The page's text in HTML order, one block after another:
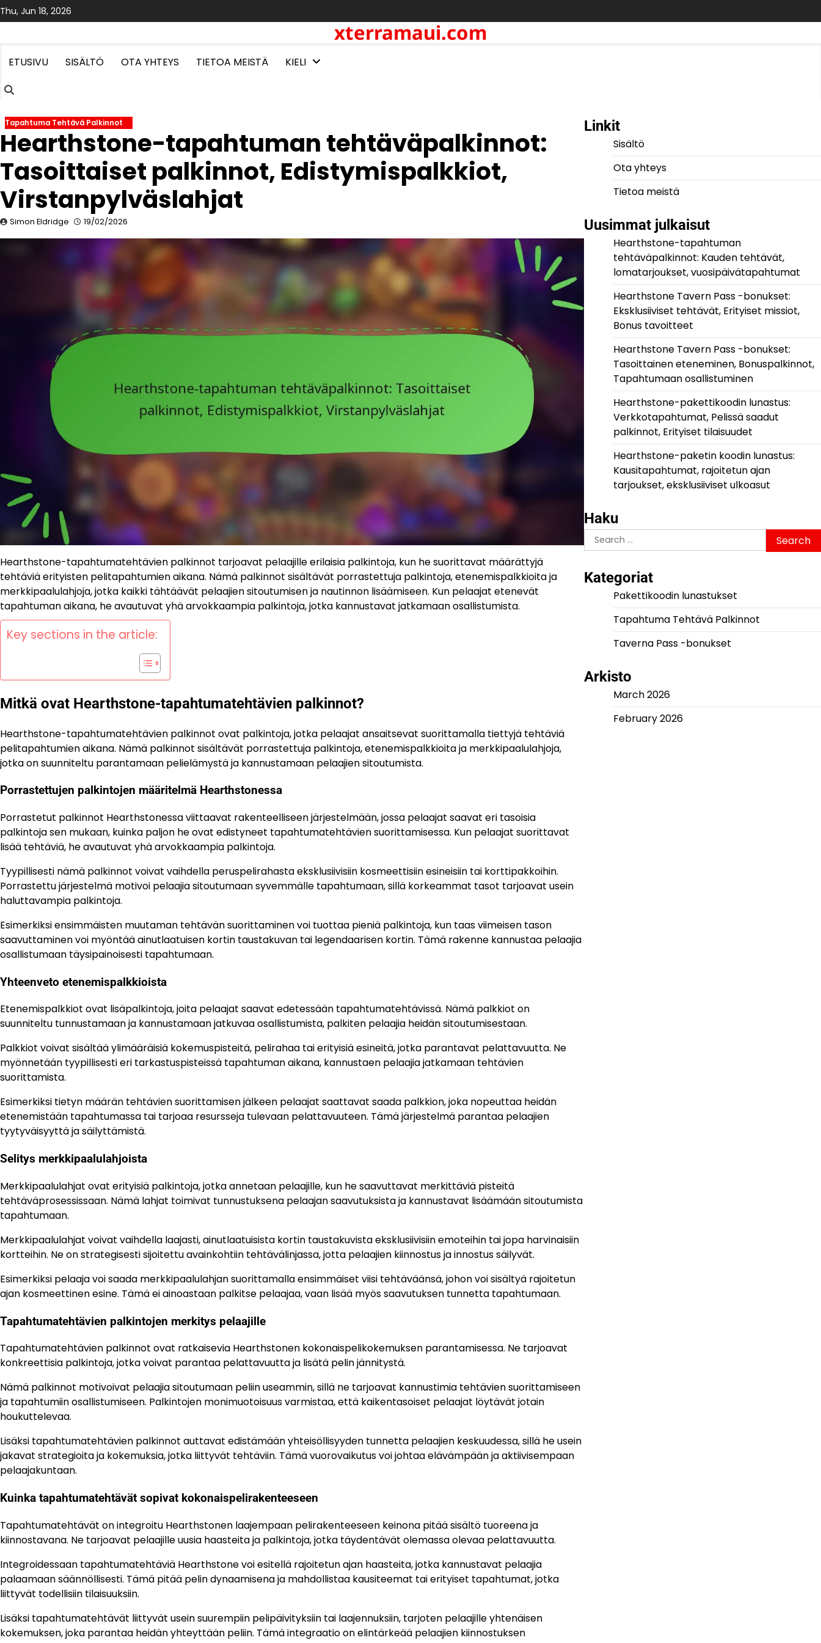
Skip
to
Thu, Jun 18, 2026
xterramaui.com
ETUSIVU SISÄLTÖ OTA YHTEYS TIETOA MEISTÄ KIELI
Tapahtuma Tehtävä Palkinnot
Hearthstone-tapahtuman tehtäväpalkinnot:
Tasoittaiset palkinnot, Edistymispalkkiot,
Virstanpylväslahjat
Simon Eldridge 19/02/2026
Hearthstone-tapahtumatehtävien palkinnot tarjoavat pelaajille erilaisia palkintoja, kun he suorittavat määrättyjä
tehtäviä erityisten pelitapahtumien aikana. Nämä palkinnot sisältävät porrastettuja palkintoja, etenemispalkkioita ja
merkkipaalulahjoja, jotka kaikki tähtäävät pelaajien sitoutumisen ja nautinnon lisäämiseen. Kun pelaajat etenevät
tapahtuman aikana, he avautuvat yhä arvokkaampia palkintoja, jotka kannustavat jatkamaan osallistumista.
Key sections in the article:
Mitkä ovat Hearthstone-tapahtumatehtävien palkinnot?
Hearthstone-tapahtumatehtävien palkinnot ovat palkintoja, jotka pelaajat ansaitsevat suorittamalla tiettyjä tehtäviä
pelitapahtumien aikana. Nämä palkinnot sisältävät porrastettuja palkintoja, etenemispalkkioita ja merkkipaalulahjoja,
jotka on suunniteltu parantamaan pelielämystä ja kannustamaan pelaajien sitoutumista.
Porrastettujen palkintojen määritelmä Hearthstonessa
Porrastetut palkinnot Hearthstonessa viittaavat rakenteelliseen järjestelmään, jossa pelaajat saavat eri tasoisia
palkintoja sen mukaan, kuinka paljon he ovat edistyneet tapahtumatehtävien suorittamisessa. Kun pelaajat suorittavat
lisää tehtäviä, he avautuvat yhä arvokkaampia palkintoja.
Tyypillisesti nämä palkinnot voivat vaihdella peruspelirahasta eksklusiivisiin kosmeettisiin esineisiin tai korttipakkoihin.
Porrastettu järjestelmä motivoi pelaajia sitoutumaan syvemmälle tapahtumaan, sillä korkeammat tasot tarjoavat usein
haluttavampia palkintoja.
Esimerkiksi ensimmäisten muutaman tehtävän suorittaminen voi tuottaa pieniä palkintoja, kun taas viimeisen tason
saavuttaminen voi myöntää ainutlaatuisen kortin taustakuvan tai legendaarisen kortin. Tämä rakenne kannustaa pelaajia
osallistumaan täysipainoisesti tapahtumaan.
Yhteenveto etenemispalkkioista
Etenemispalkkiot ovat lisäpalkintoja, joita pelaajat saavat edetessään tapahtumatehtävissä. Nämä palkkiot on
suunniteltu tunnustamaan ja kannustamaan jatkuvaa osallistumista, palkiten pelaajia heidän sitoutumisestaan.
Palkkiot voivat sisältää ylimääräisiä kokemuspisteitä, pelirahaa tai erityisiä esineitä, jotka parantavat pelattavuutta. Ne
myönnetään tyypillisesti eri tarkastuspisteissä tapahtuman aikana, kannustaen pelaajia jatkamaan tehtävien
suorittamista.
Esimerkiksi tietyn määrän tehtävien suorittamisen jälkeen pelaajat saattavat saada palkkion, joka nopeuttaa heidän
etenemistään tapahtumassa tai tarjoaa resursseja tulevaan pelattavuuteen. Tämä järjestelmä parantaa pelaajien
tyytyväisyyttä ja säilyttämistä.
Selitys merkkipaalulahjoista
Merkkipaalulahjat ovat erityisiä palkintoja, jotka annetaan pelaajille, kun he saavuttavat merkittäviä pisteitä
tehtäväprosessissaan. Nämä lahjat toimivat tunnustuksena pelaajan saavutuksista ja kannustavat lisäämään sitoutumista
tapahtumaan.
Merkkipaalulahjat voivat vaihdella laajasti, ainutlaatuisista kortin taustakuvista eksklusiivisiin emoteihin tai jopa harvinaisiin
kortteihin. Ne on strategisesti sijoitettu avainkohtiin tehtävälinjassa, jotta pelaajien kiinnostus ja innostus säilyvät.
Esimerkiksi pelaaja voi saada merkkipaalulahjan suorittamalla ensimmäiset viisi tehtäväänsä, johon voi sisältyä rajoitetun
ajan kosmeettinen esine. Tämä ei ainoastaan palkitse pelaajaa, vaan lisää myös saavutuksen tunnetta tapahtumaan.
Tapahtumatehtävien palkintojen merkitys pelaajille
Tapahtumatehtävien palkinnot ovat ratkaisevia Hearthstonen kokonaispelikokemuksen parantamisessa. Ne tarjoavat
konkreettisia palkintoja, jotka voivat parantaa pelattavuutta ja lisätä pelin jännitystä.
Nämä palkinnot motivoivat pelaajia sitoutumaan peliin useammin, sillä ne tarjoavat kannustimia tehtävien suorittamiseen
ja tapahtumiin osallistumiseen. Palkintojen monimuotoisuus varmistaa, että kaikentasoiset pelaajat löytävät jotain
houkuttelevaa.
Lisäksi tapahtumatehtävien palkinnot auttavat edistämään yhteisöllisyyden tunnetta pelaajien keskuudessa, sillä he usein
jakavat strategioita ja kokemuksia, jotka liittyvät tehtäviin. Tämä vuorovaikutus voi johtaa elävämpään ja aktiivisempaan
pelaajakuntaan.
Kuinka tapahtumatehtävät sopivat kokonaispelirakenteeseen
Tapahtumatehtävät on integroitu Hearthstonen laajempaan pelirakenteeseen keinona pitää sisältö tuoreena ja
kiinnostavana. Ne tarjoavat pelaajille uusia haasteita ja palkintoja, jotka täydentävät olemassa olevaa pelattavuutta.
Integroidessaan tapahtumatehtäviä Hearthstone voi esitellä rajoitetun ajan haasteita, jotka kannustavat pelaajia
palaamaan säännöllisesti. Tämä pitää pelin dynaamisena ja mahdollistaa kausiteemat tai erityiset tapahtumat, jotka
liittyvät todellisiin tilaisuuksiin.
Lisäksi tapahtumatehtävät liittyvät usein suurempiin pelipäivityksiin tai laajennuksiin, tarjoten pelaajille yhtenäisen
kokemuksen, joka parantaa heidän yhteyttään peliin. Tämä integraatio on elintärkeää pelaajien kiinnostuksen
Linkit
Sisältö
Ota yhteys
Tietoa meistä
Uusimmat julkaisut
Hearthstone-tapahtuman
tehtäväpalkinnot: Kauden tehtävät,
lomatarjoukset, vuosipäivätapahtumat
Hearthstone Tavern Pass -bonukset:
Eksklusiiviset tehtävät, Erityiset missiot,
Bonus tavoitteet
Hearthstone Tavern Pass -bonukset:
Tasoittainen eteneminen, Bonuspalkinnot,
Tapahtumaan osallistuminen
Hearthstone-pakettikoodin lunastus:
Verkkotapahtumat, Pelissä saadut
palkinnot, Erityiset tilaisuudet
Hearthstone-paketin koodin lunastus:
Kausitapahtumat, rajoitetun ajan
tarjoukset, eksklusiiviset ulkoasut
Haku
Search
for:
Kategoriat
Pakettikoodin lunastukset
Tapahtuma Tehtävä Palkinnot
Taverna Pass -bonukset
Arkisto
March 2026
February 2026